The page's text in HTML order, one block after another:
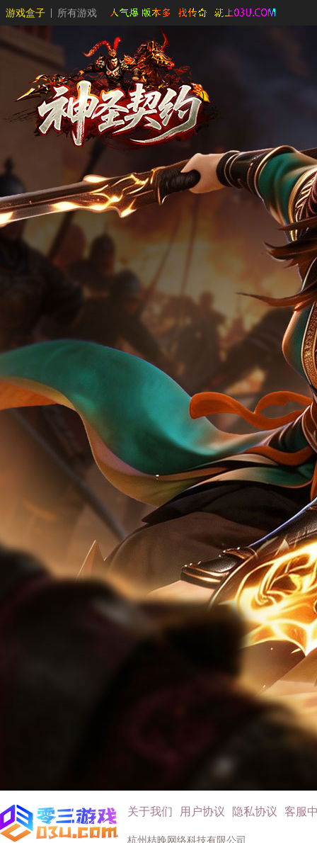
游戏盒子 所有游戏
关于我们 用户协议 隐私协议 客服
杭州桔晚网络科技有限公司